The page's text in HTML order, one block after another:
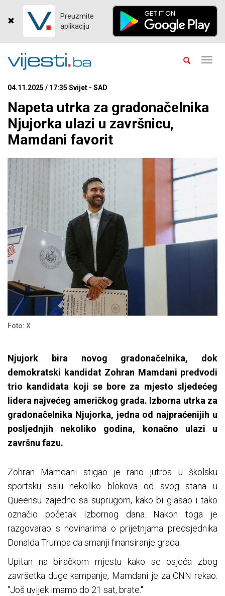
Preuzmite
aplikaciju
04.11.2025 / 17:35 Svijet - SAD
Napeta utrka za gradonačelnika
Njujorka ulazi u završnicu,
Mamdani favorit
Foto: X
Njujork bira novog gradonačelnika, dok
demokratski kandidat Zohran Mamdani predvodi
trio kandidata koji se bore za mjesto sljedećeg
lidera najvećeg američkog grada. Izborna utrka za
gradonačelnika Njujorka, jedna od najpraćenijih u
posljednjih nekoliko godina, konačno ulazi u
završnu fazu.
Zohran Mamdani stigao je rano jutros u školsku
sportsku salu nekoliko blokova od svog stana u
Queensu zajedno sa suprugom, kako bi glasao i tako
označio početak Izbornog dana. Nakon toga je
razgovarao s novinarima o prijetnjama predsjednika
Donalda Trumpa da smanji finansiranje grada.
Upitan na biračkom mjestu kako se osjeća zbog
završetka duge kampanje, Mamdani je za CNN rekao:
"Još uvijek imamo do 21 sat, brate."